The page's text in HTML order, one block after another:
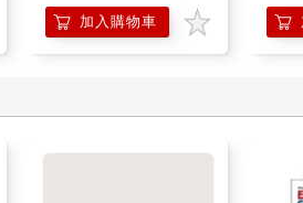
加入購物車